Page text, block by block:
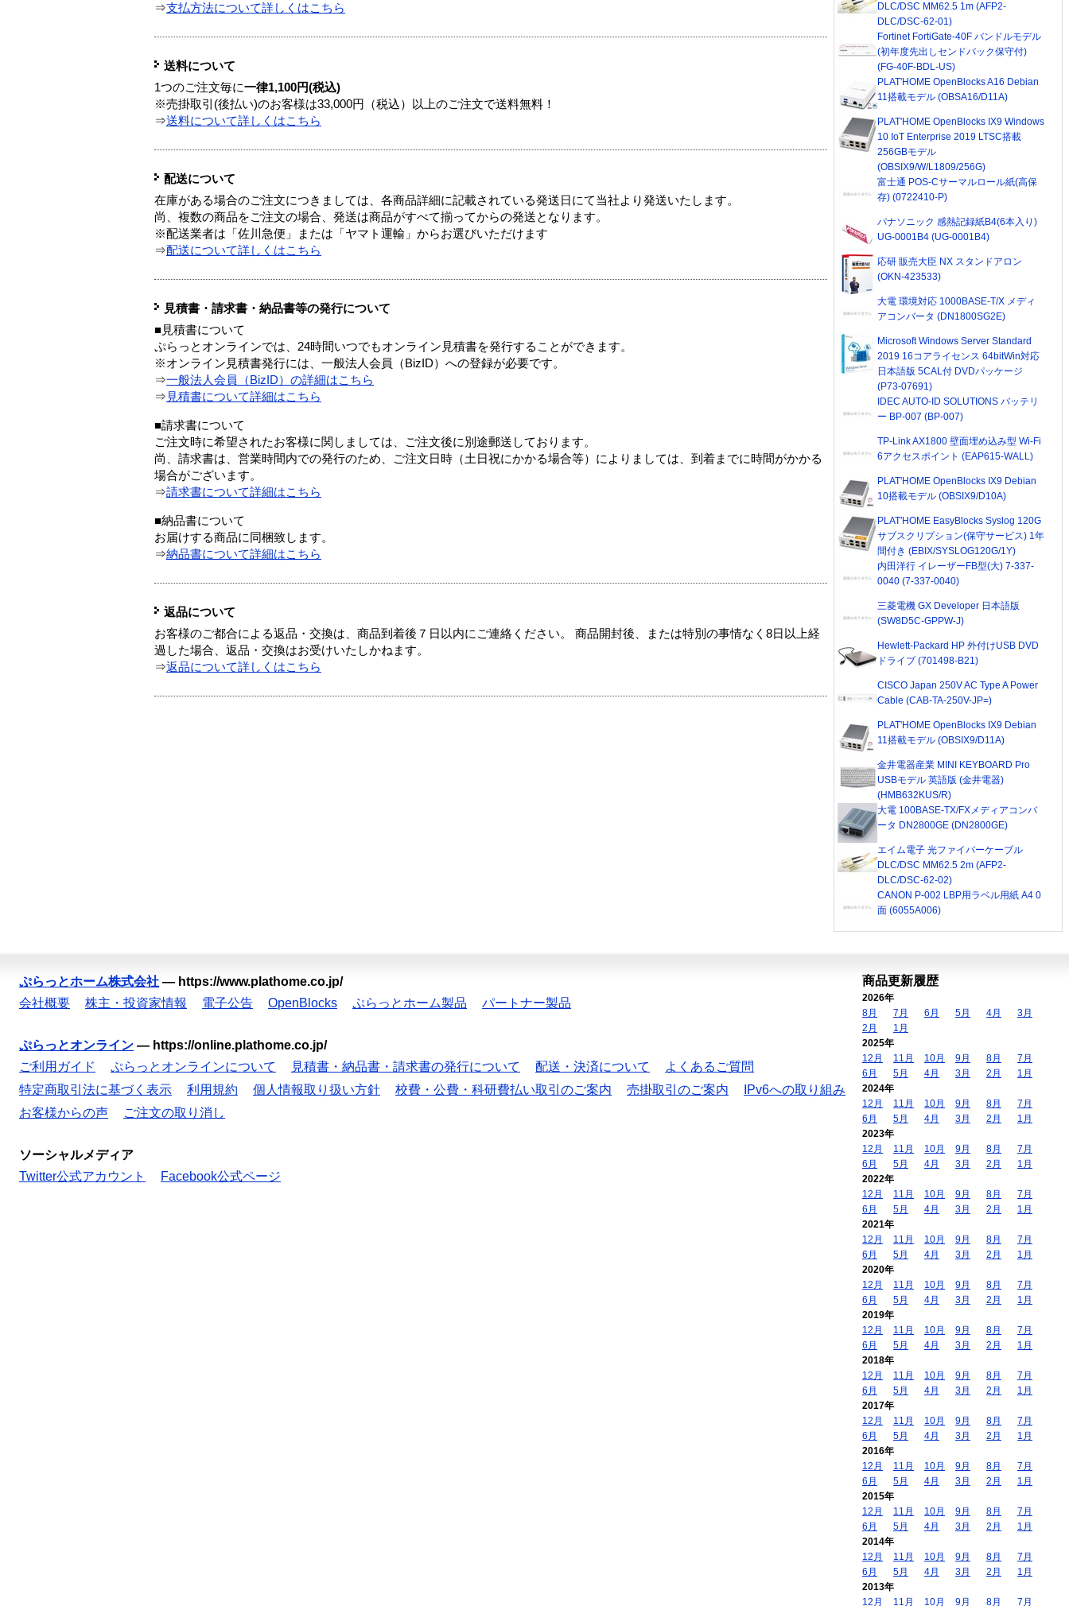
⇒支払方法について詳しくはこちら
送料について
1つのご注文毎に一律1,100円(税込)
※売掛取引(後払い)のお客様は33,000円（税込）以上のご注文で送料無料！
⇒送料について詳しくはこちら
配送について
在庫がある場合のご注文につきましては、各商品詳細に記載されている発送日にて当社より発送いたします。
尚、複数の商品をご注文の場合、発送は商品がすべて揃ってからの発送となります。
※配送業者は「佐川急便」または「ヤマト運輸」からお選びいただけます
⇒配送について詳しくはこちら
見積書・請求書・納品書等の発行について
■見積書について
ぷらっとオンラインでは、24時間いつでもオンライン見積書を発行することができます。
※オンライン見積書発行には、一般法人会員（BizID）への登録が必要です。
⇒一般法人会員（BizID）の詳細はこちら
⇒ 見積書について詳細はこちら
■請求書について
ご注文時に希望されたお客様に関しましては、ご注文後に別途郵送しております。
尚、請求書は、営業時間内での発行のため、ご注文日時（土日祝にかかる場合等）によりましては、到着までに時間がかかる
場合がございます。
⇒請求書について詳細はこちら
■納品書について
お届けする商品に同梱致します。
⇒納品書について詳細はこちら
返品について
お客様のご都合による返品・交換は、商品到着後７日以内にご連絡ください。 商品開封後、または特別の事情なく8日以上経
過した場合、返品・交換はお受けいたしかねます。
⇒返品について詳しくはこちら
DLC/DSC MM62.5 1m (AFP2-
DLC/DSC-62-01)
Fortinet FortiGate-40F バンドルモデル
(初年度先出しセンドバック保守付)
(FG-40F-BDL-US)
PLAT'HOME OpenBlocks A16 Debian
11搭載モデル (OBSA16/D11A)
PLAT'HOME OpenBlocks IX9 Windows
10 IoT Enterprise 2019 LTSC搭載
256GBモデル
(OBSIX9/W/L1809/256G)
富士通 POS-Cサーマルロール紙(高保
存) (0722410-P)
パナソニック 感熱記録紙B4(6本入り)
UG-0001B4 (UG-0001B4)
応研 販売大臣 NX スタンドアロン
(OKN-423533)
大電 環境対応 1000BASE-T/X メディ
アコンバータ (DN1800SG2E)
Microsoft Windows Server Standard
2019 16コアライセンス 64bitWin対応
日本語版 5CAL付 DVDパッケージ
(P73-07691)
IDEC AUTO-ID SOLUTIONS バッテリ
ー BP-007 (BP-007)
TP-Link AX1800 壁面埋め込み型 Wi-Fi
6アクセスポイント (EAP615-WALL)
PLAT'HOME OpenBlocks IX9 Debian
10搭載モデル (OBSIX9/D10A)
PLAT'HOME EasyBlocks Syslog 120G
サブスクリプション(保守サービス) 1年
間付き (EBIX/SYSLOG120G/1Y)
内田洋行 イレーザーFB型(大) 7-337-
0040 (7-337-0040)
三菱電機 GX Developer 日本語版
(SW8D5C-GPPW-J)
Hewlett-Packard HP 外付けUSB DVD
ドライブ (701498-B21)
CISCO Japan 250V AC Type A Power
Cable (CAB-TA-250V-JP=)
PLAT'HOME OpenBlocks IX9 Debian
11搭載モデル (OBSIX9/D11A)
金井電器産業 MINI KEYBOARD Pro
USBモデル 英語版 (金井電器)
(HMB632KUS/R)
大電 100BASE-TX/FXメディアコンバ
ータ DN2800GE (DN2800GE)
エイム電子 光ファイバーケーブル
DLC/DSC MM62.5 2m (AFP2-
DLC/DSC-62-02)
CANON P-002 LBP用ラベル用紙 A4 0
面 (6055A006)
ぷらっとホーム株式会社 — https://www.plathome.co.jp/
会社概要
株主・投資家情報 電子公告 OpenBlocks ぷらっとホーム製品 パートナー製品
ぷらっとオンライン — https://online.plathome.co.jp/
ご利用ガイド
ぷらっとオンラインについて 見積書・納品書・請求書の発行について 配送・決済について
よくあるご質問
特定商取引法に基づく表示
利用規約 個人情報取り扱い方針 校費・公費・科研費払い取引のご案内 売掛取引のご案内
IPv6への取り組み
お客様からの声
ご注文の取り消し
ソーシャルメディア
Twitter公式アカウント
Facebook公式ページ
商品更新履歴
2026年
8月
7月 6月 5月 4月
3月
2月
1月
2025年
12月
11月 10月 9月 8月
7月
6月
5月 4月 3月 2月
1月
2024年
12月
11月 10月 9月 8月
7月
6月
5月 4月 3月 2月
1月
2023年
12月
11月 10月 9月 8月
7月
6月
5月 4月 3月 2月
1月
2022年
12月
11月 10月 9月 8月
7月
6月
5月 4月 3月 2月
1月
2021年
12月
11月 10月 9月 8月
7月
6月
5月 4月 3月 2月
1月
2020年
12月
11月 10月 9月 8月
7月
6月
5月 4月 3月 2月
1月
2019年
12月
11月 10月 9月 8月
7月
6月
5月 4月 3月 2月
1月
2018年
12月
11月 10月 9月 8月
7月
6月
5月 4月 3月 2月
1月
2017年
12月
11月 10月 9月 8月
7月
6月
5月 4月 3月 2月
1月
2016年
12月
11月 10月 9月 8月
7月
6月
5月 4月 3月 2月
1月
2015年
12月
11月 10月 9月 8月
7月
6月
5月 4月 3月 2月
1月
2014年
12月
11月 10月 9月 8月
7月
6月
5月 4月 3月 2月
1月
2013年
12月
11月 10月 9月 8月 7月